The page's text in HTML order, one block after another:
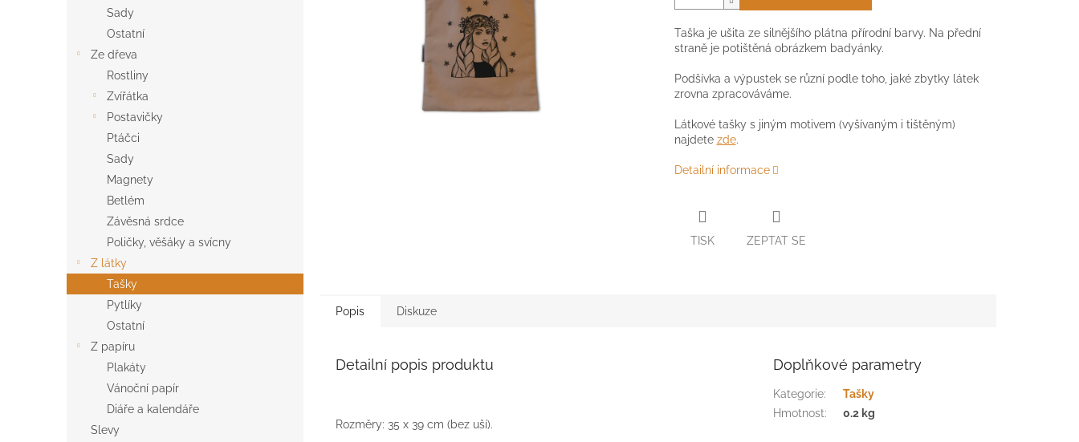
Sady
Ostatní
Ze dřeva
Rostliny
Zvířátka
Postavičky
Ptáčci
Sady
Magnety
Betlém
Závěsná srdce
Poličky, věšáky a svícny
Z látky
Tašky
Pytlíky
Ostatní
Z papíru
Plakáty
Vánoční papír
Diáře a kalendáře
Slevy
Taška je ušita ze silnějšího plátna přírodní barvy. Na přední
straně je potištěná obrázkem badyánky.
Podšívka a výpustek se různí podle toho, jaké zbytky látek
zrovna zpracováváme.
Látkové tašky s jiným motivem (vyšívaným i tištěným)
najdete zde.
Detailní informace
TISK ZEPTAT SE
Popis Diskuze
Detailní popis produktu
Rozměry: 35 x 39 cm (bez uší).
Doplňkové parametry
Kategorie:
Tašky
Hmotnost: 0.2 kg